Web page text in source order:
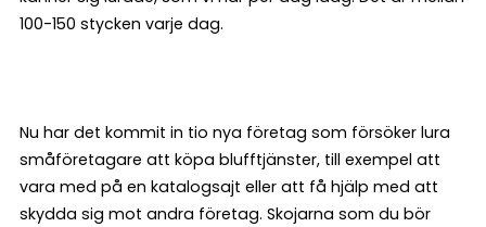
100-150 stycken varje dag.
Nu har det kommit in tio nya företag som försöker lura
småföretagare att köpa blufftjänster, till exempel att
vara med på en katalogsajt eller att få hjälp med att
skydda sig mot andra företag. Skojarna som du bör